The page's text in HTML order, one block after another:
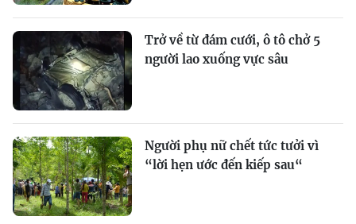
Trở về từ đám cưới, ô tô chở 5
người lao xuống vực sâu
Người phụ nữ chết tức tưởi vì
“lời hẹn ước đến kiếp sau“